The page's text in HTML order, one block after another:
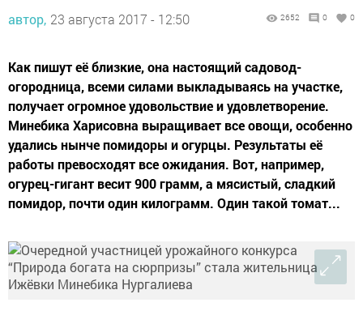
автор, 23 августа 2017 - 12:50 2652 0 0
Как пишут её близкие, она настоящий садовод-
огородница, всеми силами выкладываясь на участке,
получает огромное удовольствие и удовлетворение.
Минебика Харисовна выращивает все овощи, особенно
удались нынче помидоры и огурцы. Результаты её
работы превосходят все ожидания. Вот, например,
огурец-гигант весит 900 грамм, а мясистый, сладкий
помидор, почти один килограмм. Один такой томат...